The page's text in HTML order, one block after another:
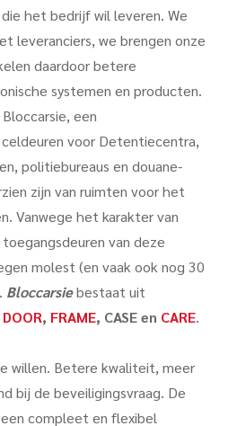
het bedrijf wil leveren. We
leveranciers, we brengen onze
daardoor betere
systemen en producten.
een
voor Detentiecentra,
politiebureaus en douane-
zijn van ruimten voor het
Vanwege het karakter van
van deze
molest (en vaak ook nog 30
Bloccarsiebestaat uit
DOOR, FRAME, CASE en CARE.
willen. Betere kwaliteit, meer
bij de beveiligingsvraag. De
compleet en flexibel